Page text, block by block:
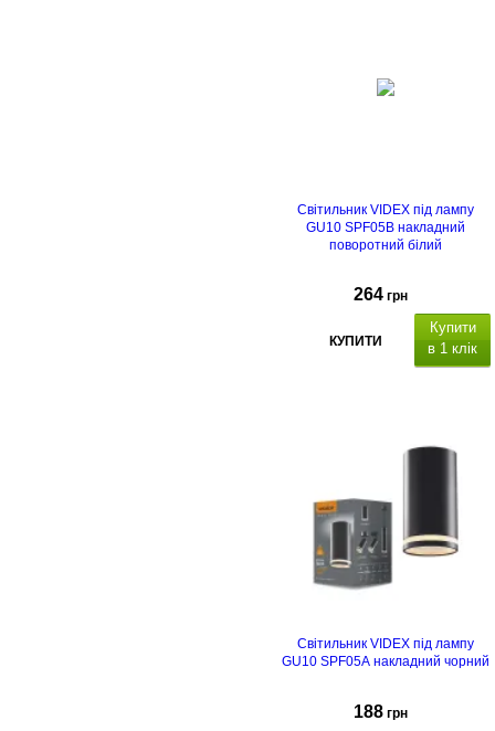
Світильник VIDEX під лампу
GU10 SPF05B накладний
поворотний білий
264 грн
КУПИТИ
Купити
в 1 клік
Світильник VIDEX під лампу
GU10 SPF05A накладний чорний
188 грн